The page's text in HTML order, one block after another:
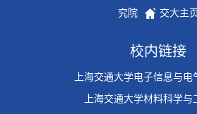
究院
交大主
校内链接
上海交通大学电子信息与电
上海交通大学材料科学与